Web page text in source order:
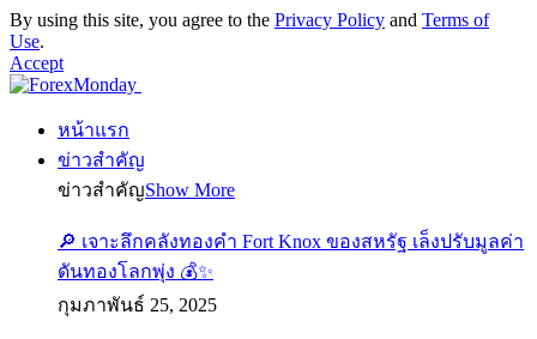
By using this site, you agree to the Privacy Policy and Terms of
Use.
Accept
หน้าแรก
ข่าวสำคัญ
ข่าวสำคัญShow More
🔎 เจาะลึกคลังทองคำ Fort Knox ของสหรัฐ เล็งปรับมูลค่า
ดันทองโลกพุ่ง 💰✨
กุมภาพันธ์ 25, 2025